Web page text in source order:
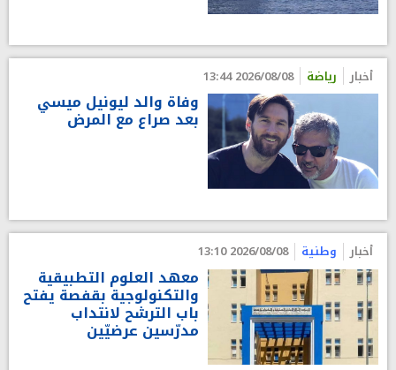
أخبار رياضة 2026/08/08 13:44
وفاة والد ليونيل ميسي
بعد صراع مع المرض
أخبار وطنية 2026/08/08 13:10
معهد العلوم التطبيقية
والتكنولوجية بقفصة يفتح
باب الترشح لانتداب
مدرّسين عرضيّين